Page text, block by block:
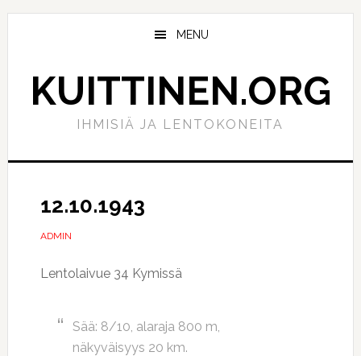
Hyppää
Hyppää
MENU
KUITTINEN.ORG
IHMISIÄ JA LENTOKONEITA
12.10.1943
ADMIN
Lentolaivue 34 Kymissä
Sää: 8/10, alaraja 800 m,
näkyväisyys 20 km.